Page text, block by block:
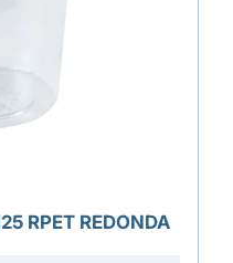
RPET REDONDA